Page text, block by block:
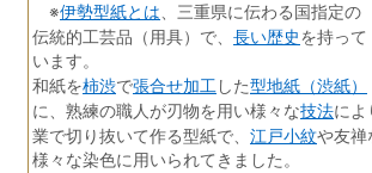
※伊勢型紙とは 、三重県に伝わる国指定の
伝統的工芸品（用具）で、 長い歴史を持って
います。
和紙を柿渋で張合せ加工 した型地紙（渋紙）
に、熟練の職人が刃物を用い様々な技法によ
業で切り抜いて作る型紙で、 江戸小紋や友禅
様々な染色に用いられてきました。